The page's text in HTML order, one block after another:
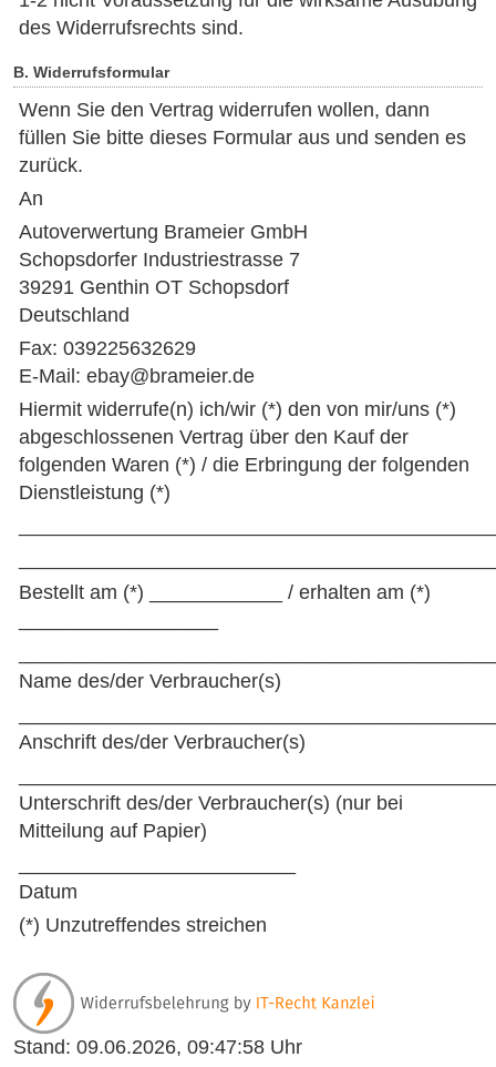
des Widerrufsrechts sind.
B. Widerrufsformular
Wenn Sie den Vertrag widerrufen wollen, dann
füllen Sie bitte dieses Formular aus und senden es
zurück.
An
Autoverwertung Brameier GmbH
Schopsdorfer Industriestrasse 7
39291 Genthin OT Schopsdorf
Deutschland
Fax: 039225632629
E-Mail: ebay@brameier.de
Hiermit widerrufe(n) ich/wir (*) den von mir/uns (*)
abgeschlossenen Vertrag über den Kauf der
folgenden Waren (*) / die Erbringung der folgenden
Dienstleistung (*)
Bestellt am (*) ____________ / erhalten am (*)
Name des/der Verbraucher(s)
Anschrift des/der Verbraucher(s)
Unterschrift des/der Verbraucher(s) (nur bei
Mitteilung auf Papier)
Datum
(*) Unzutreffendes streichen
Stand: 09.06.2026, 09:47:58 Uhr